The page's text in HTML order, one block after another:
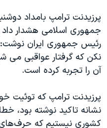
صفحه‌های ویژه
سفر پرزیدنت ترامپ به چین
پرزیدنت ترامپ بامداد
جمهوری اسلامی هشدار
رئیس جمهورى ایران نوشت:
نكن كه گرفتار عواقبى مى
آن را تجربه كرده است.
پرزیدنت ترامپ كه توئیت
نشانه تاکید نوشته بود،
کشوری نیستیم که